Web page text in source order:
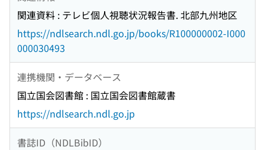
関連資料 : テレビ個人視聴状況報告書. 北部九州地区
https://ndlsearch.ndl.go.jp/books/R100000002-I000
000030493
連携機関・データベース
国立国会図書館 : 国立国会図書館蔵書
https://ndlsearch.ndl.go.jp
書誌ID（NDLBibID）